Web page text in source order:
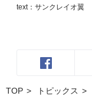
text：サンクレイオ翼
TOP トピックス